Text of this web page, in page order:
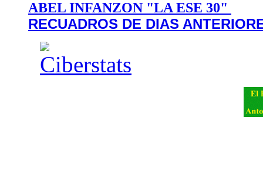
ABEL INFANZON "LA ESE 30"
RECUADROS DE DIAS